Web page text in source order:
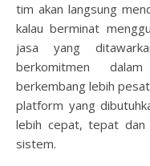
tim akan langsung
kalau berminat
jasa yang
berkomitmen
berkembang lebih
platform yang
lebih cepat, tepat dan
sistem.